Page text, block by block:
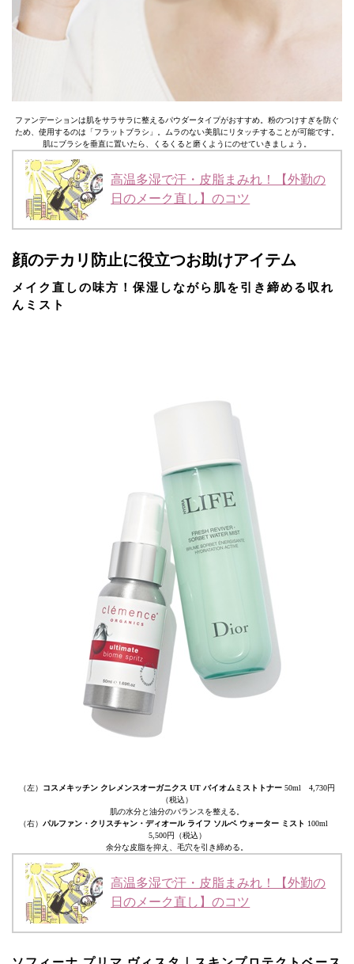
ファンデーションは肌をサラサラに整えるパウダータイプがおすすめ。粉のつけすぎを防ぐ
ため、使用するのは「フラットブラシ」。ムラのない美肌にリタッチすることが可能です。
肌にブラシを垂直に置いたら、くるくると磨くようにのせていきましょう。
高温多湿で汗・皮脂まみれ！【外勤の
日のメーク直し】のコツ
顔のテカリ防止に役立つお助けアイテム
メイク直しの味方！保湿しながら肌を引き締める収れ
んミスト
（左） コスメキッチン クレメンスオーガニクス UT バイオムミストトナー 50ml 4,730円
（税込）
肌の水分と油分のバランスを整える。
（右） パルファン・クリスチャン・ディオール ライフ ソルベ ウォーター ミスト 100ml
5,500円（税込）
余分な皮脂を抑え、毛穴を引き締める。
高温多湿で汗・皮脂まみれ！【外勤の
日のメーク直し】のコツ